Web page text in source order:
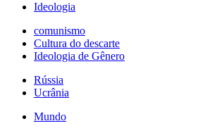
Ideologia
comunismo
Cultura do descarte
Ideologia de Gênero
Rússia
Ucrânia
Mundo